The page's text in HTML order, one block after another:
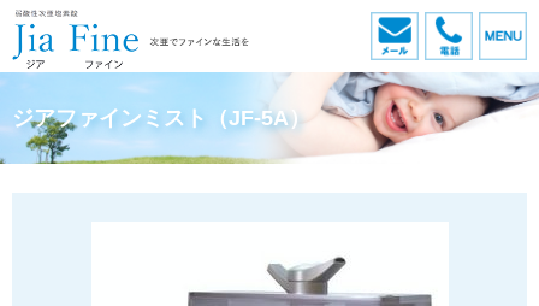
電話
メール
ジアファインミスト（JF-5A）